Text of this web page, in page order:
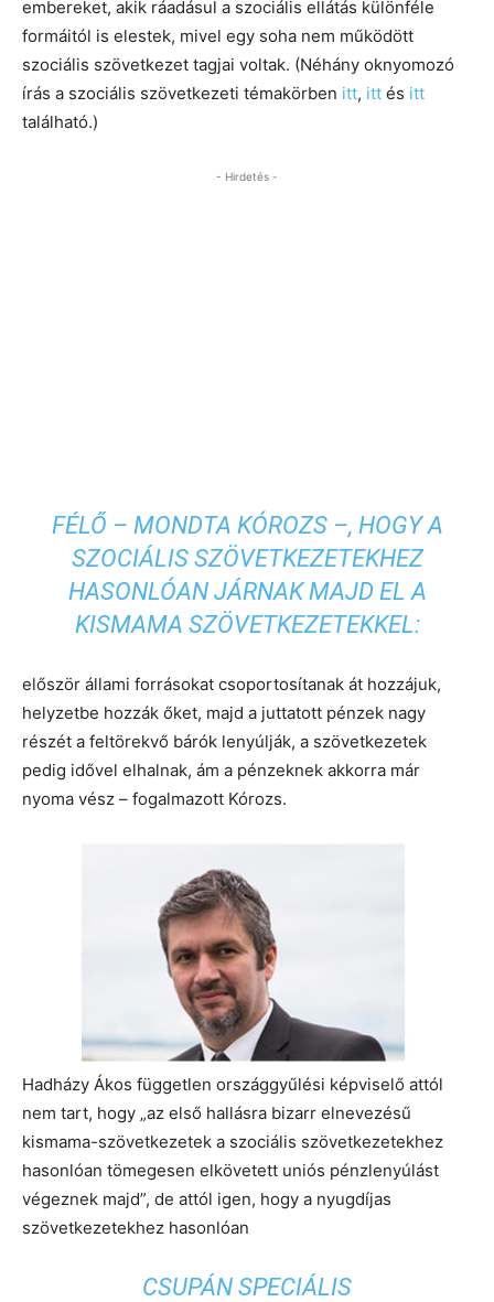
embereket, akik ráadásul a szociális ellátás különféle
formáitól is elestek, mivel egy soha nem működött
szociális szövetkezet tagjai voltak. (Néhány oknyomozó
írás a szociális szövetkezeti témakörben itt, itt és itt
található.)
- Hirdetés -
FÉLŐ – MONDTA KÓROZS –, HOGY A
SZOCIÁLIS SZÖVETKEZETEKHEZ
HASONLÓAN JÁRNAK MAJD EL A
KISMAMA SZÖVETKEZETEKKEL:
először állami forrásokat csoportosítanak át hozzájuk,
helyzetbe hozzák őket, majd a juttatott pénzek nagy
részét a feltörekvő bárók lenyúlják, a szövetkezetek
pedig idővel elhalnak, ám a pénzeknek akkorra már
nyoma vész – fogalmazott Kórozs.
Hadházy Ákos független országgyűlési képviselő attól
nem tart, hogy „az első hallásra bizarr elnevezésű
kismama-szövetkezetek a szociális szövetkezetekhez
hasonlóan tömegesen elkövetett uniós pénzlenyúlást
végeznek majd”, de attól igen, hogy a nyugdíjas
szövetkezetekhez hasonlóan
CSUPÁN SPECIÁLIS